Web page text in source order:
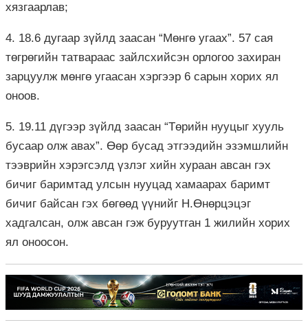
хязгаарлав;
4. 18.6 дугаар зүйлд заасан “Мөнгө угаах”. 57 сая
төгрөгийн татвараас зайлсхийсэн орлогоо захиран
зарцуулж мөнгө угаасан хэргээр 6 сарын хорих ял
оноов.
5. 19.11 дүгээр зүйлд заасан “Төрийн нууцыг хууль
бусаар олж авах”. Өөр бусад этгээдийн эзэмшлийн
тээврийн хэрэгсэлд үзлэг хийн хураан авсан гэх
бичиг баримтад улсын нууцад хамаарах баримт
бичиг байсан гэх бөгөөд үүнийг Н.Өнөрцэцэг
хадгалсан, олж авсан гэж буруутган 1 жилийн хорих
ял оноосон.